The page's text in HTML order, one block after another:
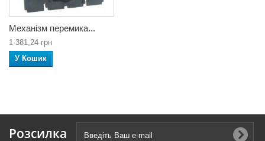
Механізм перемика...
1 381,24 грн
У Кошик
Розсилка